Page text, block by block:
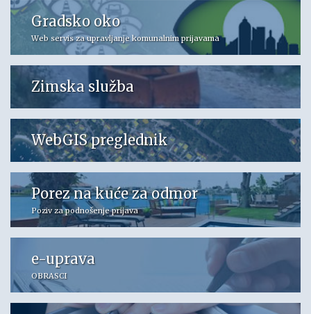
Gradsko oko
Web servis za upravljanje komunalnim prijavama
Zimska služba
WebGIS preglednik
Porez na kuće za odmor
Poziv za podnošenje prijava
e-uprava
OBRASCI